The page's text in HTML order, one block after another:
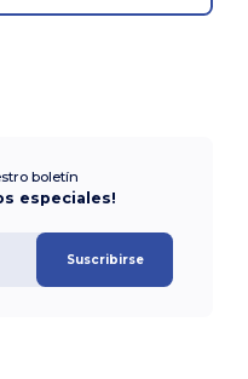
boletín
especiales!
Suscribirse